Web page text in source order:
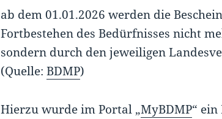
ab dem 01.01.2026 werden die
Fortbestehen des Bedürfnisses nicht
sondern durch den jeweiligen
(Quelle:BDMP)
Hierzu wurde im Portal „MyBDMP“